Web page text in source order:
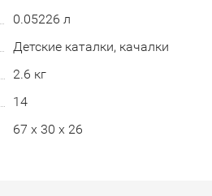
0.05226 л
Детские каталки, качалки
2.6 кг
14
67 x 30 x 26